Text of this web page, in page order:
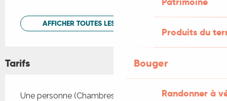
Produits du
Bouger
Randonner à
AFFICHER TOUTES LES PRESTATIONS
Tarifs
Tarifs 2026
Une personne (Chambres d'hôtes)